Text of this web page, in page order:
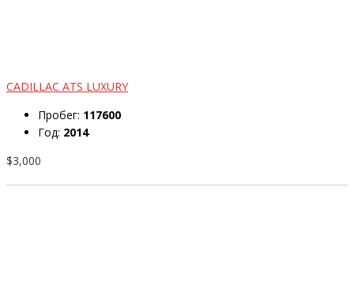
CADILLAC ATS LUXURY
Пробег: 117600
Год: 2014
$3,000